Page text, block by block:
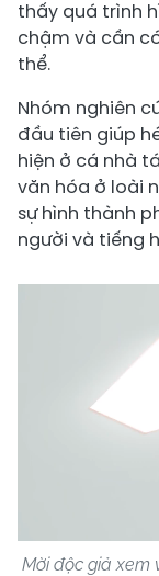
thấy quá trình
chậm và cần
thể.
Nhóm nghiên
đầu tiên giúp
hiện ở cá nhà
văn hóa ở loài
sự hình thành
người và tiếng
Mời độc giả xem